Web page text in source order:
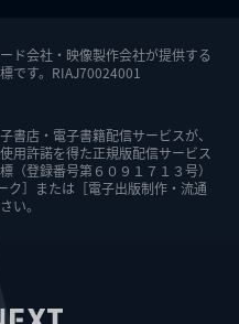
ド会社・映像製作会社が提供する
です。RIAJ70024001
書店・電子書籍配信サービスが、
用許諾を得た正規版配信サービス
（登録番号第６０９１７１３号）
ク］または［電子出版制作・流通
い。